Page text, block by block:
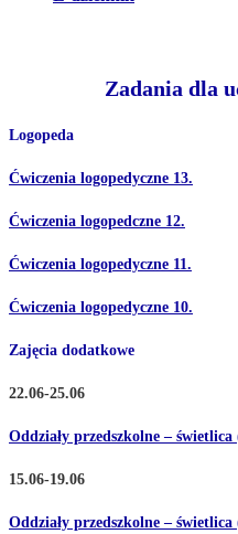
Zadania dla
Logopeda
Ćwiczenia logopedyczne 13.
Ćwiczenia logopedczne 12.
Ćwiczenia logopedyczne 11.
Ćwiczenia logopedyczne 10.
Zajęcia dodatkowe
22.06-25.06
Oddziały przedszkolne – świetlica
15.06-19.06
Oddziały przedszkolne – świetlica